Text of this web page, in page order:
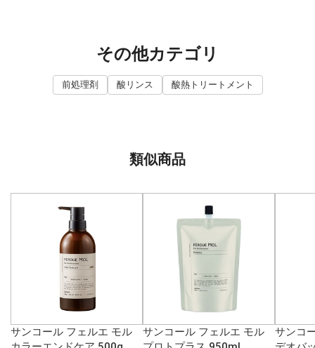
その他カテゴリ
前処理剤 酸リンス 酸熱トリートメント
類似商品
サンコール フェルエ モル
サンコール フェルエ モル
サンコ